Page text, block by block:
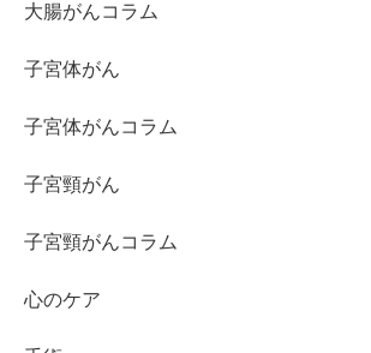
大腸がんコラム
子宮体がん
子宮体がんコラム
子宮頸がん
子宮頸がんコラム
心のケア